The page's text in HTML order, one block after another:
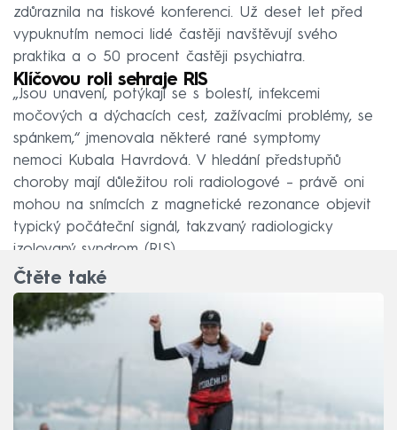
zdůraznila na tiskové konferenci. Už deset let před
vypuknutím nemoci lidé častěji navštěvují svého
praktika a o 50 procent častěji psychiatra.
Klíčovou roli sehraje RIS
„Jsou unavení, potýkají se s bolestí, infekcemi
močových a dýchacích cest, zažívacími problémy, se
spánkem,“ jmenovala některé rané symptomy
nemoci Kubala Havrdová. V hledání předstupňů
choroby mají důležitou roli radiologové – právě oni
mohou na snímcích z magnetické rezonance objevit
typický počáteční signál, takzvaný radiologicky
izolovaný syndrom (RIS).
Čtěte také